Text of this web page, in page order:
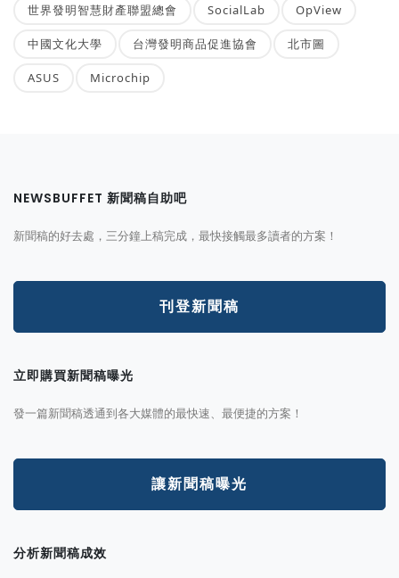
世界發明智慧財產聯盟總會 SocialLab OpView
中國文化大學 台灣發明商品促進協會 北市圖
ASUS Microchip
NEWSBUFFET 新聞稿自助吧
新聞稿的好去處，三分鐘上稿完成，最快接觸最多讀者的方案！
刊登新聞稿
立即購買新聞稿曝光
發一篇新聞稿透通到各大媒體的最快速、最便捷的方案！
讓新聞稿曝光
分析新聞稿成效